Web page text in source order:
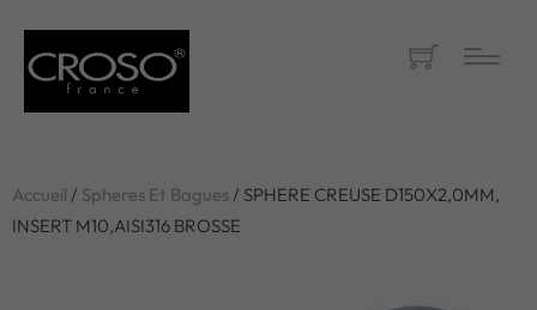
Accueil / Spheres Et Bagues/ SPHERE CREUSE D150X2,0MM,
INSERT M10,AISI316 BROSSE